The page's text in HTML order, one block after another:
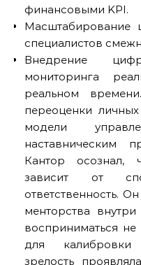
финансовыми KPI.
Масштабирование
специалистов
Внедрение
мониторинга
реальном
переоценки
модели
наставническим
Кантор осознал,
зависит от
ответственность.
менторства
восприниматься
для калибровки
зрелость